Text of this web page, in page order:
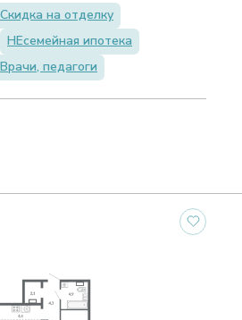
Скидка на отделку
НЕсемейная ипотека
Врачи, педагоги